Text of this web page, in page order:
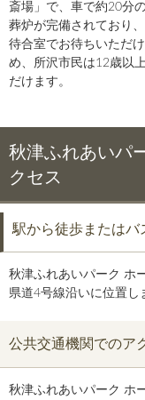
斎場」で、車で約20分
葬炉が完備されており
待合室でお待ちいただ
め、所沢市民は12歳以
だけます。
秋津ふれあいパ
クセス
駅から徒歩またはバ
秋津ふれあいパーク ホ
県道4号線沿いに位置し
公共交通機関でのア
秋津ふれあいパーク ホ